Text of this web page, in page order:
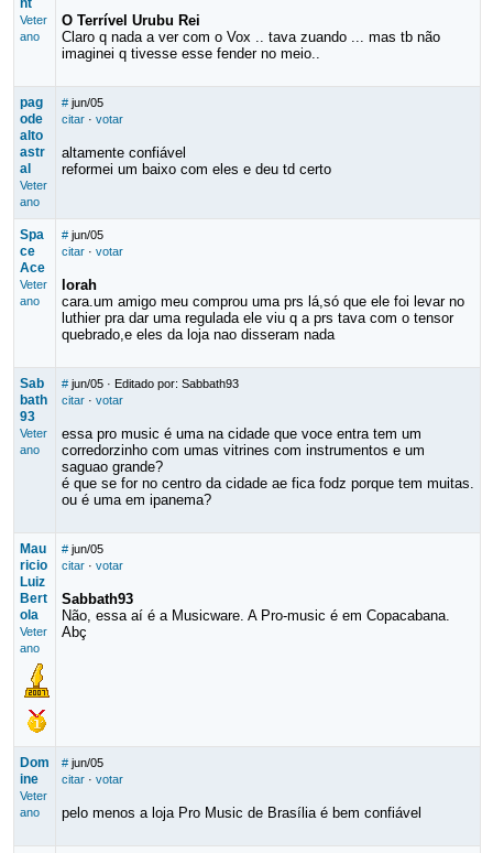
ht
Veter
ano
O Terrível Urubu Rei
Claro q nada a ver com o Vox .. tava zuando ... mas tb não
imaginei q tivesse esse fender no meio..
pag
ode
alto
astr
al
Veter
ano
# jun/05
citar· votar
altamente confiável
reformei um baixo com eles e deu td certo
Spa
ce
Ace
Veter
ano
# jun/05
citar· votar
lorah
cara.um amigo meu comprou uma prs lá,só que ele foi levar no
luthier pra dar uma regulada ele viu q a prs tava com o tensor
quebrado,e eles da loja nao disseram nada
Sab
bath
93
Veter
ano
# jun/05· Editado por: Sabbath93
citar· votar
essa pro music é uma na cidade que voce entra tem um
corredorzinho com umas vitrines com instrumentos e um
saguao grande?
é que se for no centro da cidade ae fica fodz porque tem muitas.
ou é uma em ipanema?
Mau
ricio
Luiz
Bert
ola
Veter
ano
# jun/05
citar· votar
Sabbath93
Não, essa aí é a Musicware. A Pro-music é em Copacabana.
Abç
Dom
ine
Veter
ano
# jun/05
citar· votar
pelo menos a loja Pro Music de Brasília é bem confiável